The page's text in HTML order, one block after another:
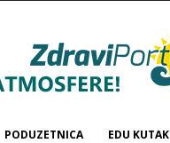
PODUZETNICA EDU KUTAK